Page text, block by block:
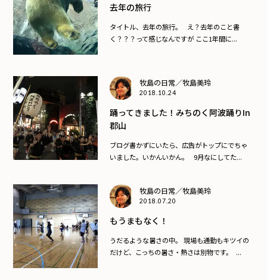
去年の旅行
タイトル、去年の旅行。 え？去年のこと書
く？？？って感じなんですが ここ1年間に...
牧島の日常／牧島美玲
2018.10.24
踊ってきました！みちのく阿波踊りin
郡山
ブログ書かずにいたら、広告がトップにでちゃ
いました。いかんいかん。 9月なにしてた...
牧島の日常／牧島美玲
2018.07.20
もうまもなく！
うだるような暑さの中。 現場も通勤もキツイの
だけど、こっちの暑さ・熱さは別物です。 ...